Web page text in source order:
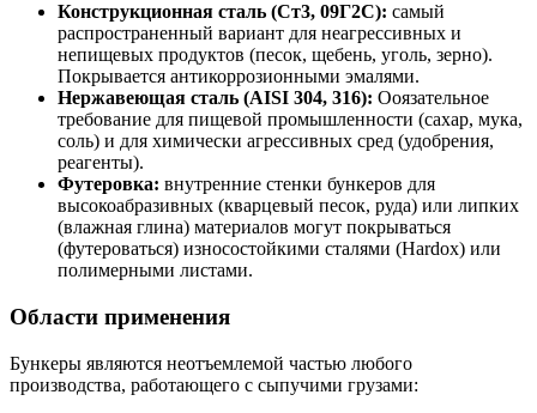
Конструкционная сталь (Ст3, 09Г2С): самый
распространенный вариант для неагрессивных и
непищевых продуктов (песок, щебень, уголь, зерно).
Покрывается антикоррозионными эмалями.
Нержавеющая сталь (AISI 304, 316): Ооязательное
требование для пищевой промышленности (сахар, мука,
соль) и для химически агрессивных сред (удобрения,
реагенты).
Футеровка: внутренние стенки бункеров для
высокоабразивных (кварцевый песок, руда) или липких
(влажная глина) материалов могут покрываться
(футероваться) износостойкими сталями (Hardox) или
полимерными листами.
Области применения
Бункеры являются неотъемлемой частью любого
производства, работающего с сыпучими грузами: